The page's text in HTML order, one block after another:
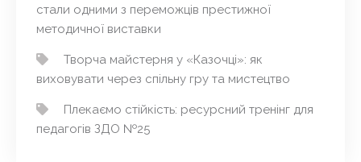
стали одними з переможців престижної
методичної виставки
Творча майстерня у «Казочці»: як
виховувати через спільну гру та мистецтво
Плекаємо стійкість: ресурсний тренінг для
педагогів ЗДО №25